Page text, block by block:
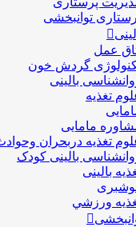
توانبخشی
عمل
گردش خون
بالینی
تغذیه
مامایی
تغذیه دربحران
بالینی کودک
بالینی
ورزشي